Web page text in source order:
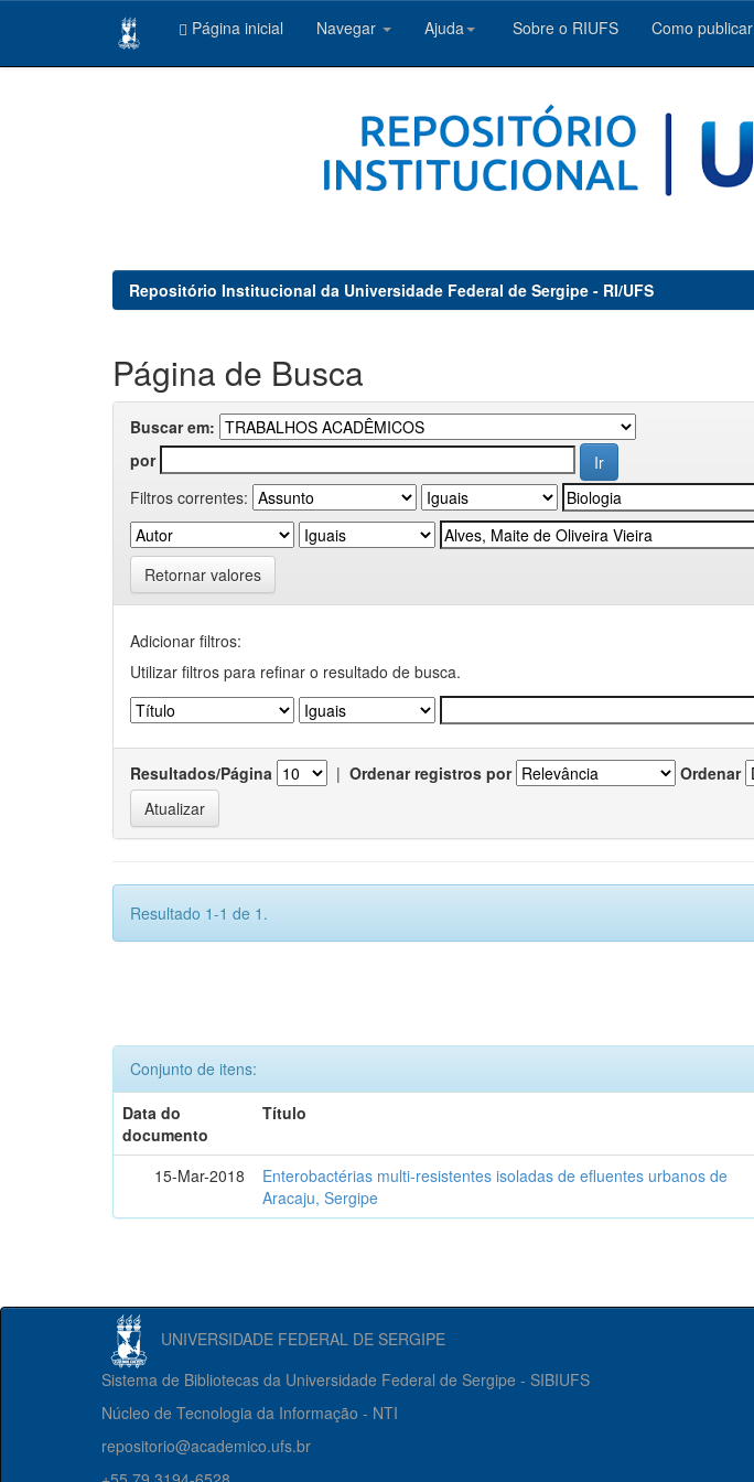
Página inicial Navegar Ajuda Sobre o RIUFS Como publicar
Repositório Institucional da Universidade Federal de Sergipe - RI/UFS
Página de Busca
Buscar em:
por
Filtros correntes:
Retornar valores
Adicionar filtros:
Utilizar filtros para refinar o resultado de busca.
Resultados/Página | Ordenar registros por Ordenar
Resultado 1-1 de 1.
Conjunto de itens:
Data do
documento
Título
15-Mar-2018
Enterobactérias multi-resistentes isoladas de efluentes urbanos de
Aracaju, Sergipe
UNIVERSIDADE FEDERAL DE SERGIPE
Sistema de Bibliotecas da Universidade Federal de Sergipe - SIBIUFS
Núcleo de Tecnologia da Informação - NTI
repositorio@academico.ufs.br